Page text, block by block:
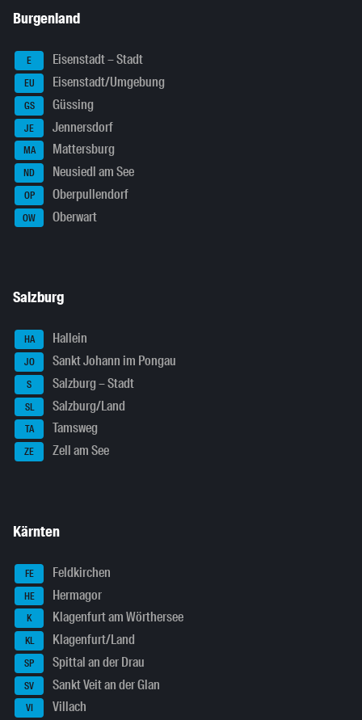
Burgenland
E Eisenstadt – Stadt
EU Eisenstadt/Umgebung
GS Güssing
JE Jennersdorf
MA Mattersburg
ND Neusiedl am See
OP Oberpullendorf
OW Oberwart
Salzburg
HA Hallein
JO Sankt Johann im Pongau
S Salzburg – Stadt
SL Salzburg/Land
TA Tamsweg
ZE Zell am See
Kärnten
FE Feldkirchen
HE Hermagor
K Klagenfurt am Wörthersee
KL Klagenfurt/Land
SP Spittal an der Drau
SV Sankt Veit an der Glan
VI Villach